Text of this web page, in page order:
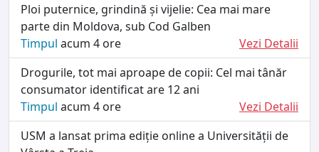
Ploi puternice, grindină și vijelie: Cea mai mare
parte din Moldova, sub Cod Galben
Timpul acum 4 ore
Vezi Detalii
Drogurile, tot mai aproape de copii: Cel mai tânăr
consumator identificat are 12 ani
Timpul acum 4 ore
Vezi Detalii
USM a lansat prima ediție online a Universității de